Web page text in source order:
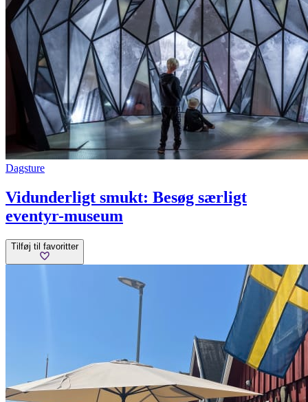
Dagsture
Vidunderligt smukt: Besøg særligt
eventyr-museum
Tilføj til favoritter